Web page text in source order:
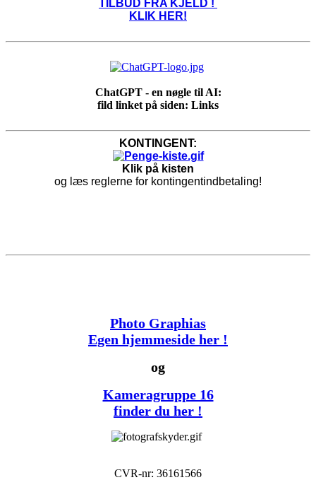
TILBUD FRA KJELD !
KLIK HER!
ChatGPT - en nøgle til AI:
fild linket på siden: Links
KONTINGENT:
Klik på kisten
og læs reglerne for kontingentindbetaling!
Photo Graphias
Egen hjemmeside her !
og
Kameragruppe 16
finder du her !
CVR-nr: 36161566